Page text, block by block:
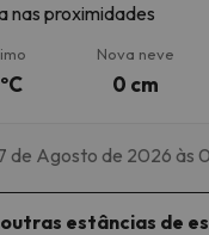
nas proximidades
Nova neve
0 cm
de Agosto de 2026 às
estâncias de